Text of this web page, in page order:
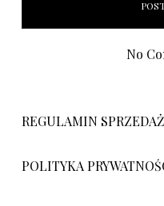
No
REGULAMIN
POLITYKA